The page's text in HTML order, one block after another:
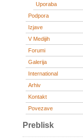
Uporaba
Podpora
Izjave
V Medijih
Forumi
Galerija
International
Arhiv
Kontakt
Povezave
Preblisk